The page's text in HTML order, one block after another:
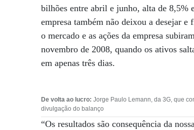
bilhões entre abril e junho, alta de 8,5%
empresa também não deixou a desejar
o mercado e as ações da empresa
novembro de 2008, quando os ativos
em apenas três dias.
De volta ao lucro: Jorge Paulo Lemann, da 3G, que
divulgação do balanço
“Os resultados são consequência da